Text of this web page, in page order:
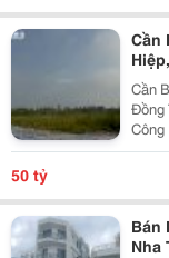
Cần
Cần
Đồng
Công
Tháp Cũ) - Diện Tích: 21.467
50 tỷ
Bán
Nha